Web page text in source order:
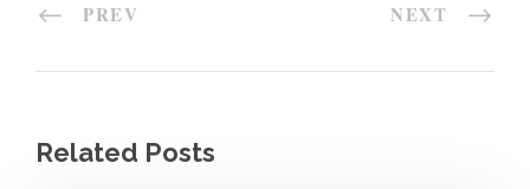
PREV NEXT
Related Posts